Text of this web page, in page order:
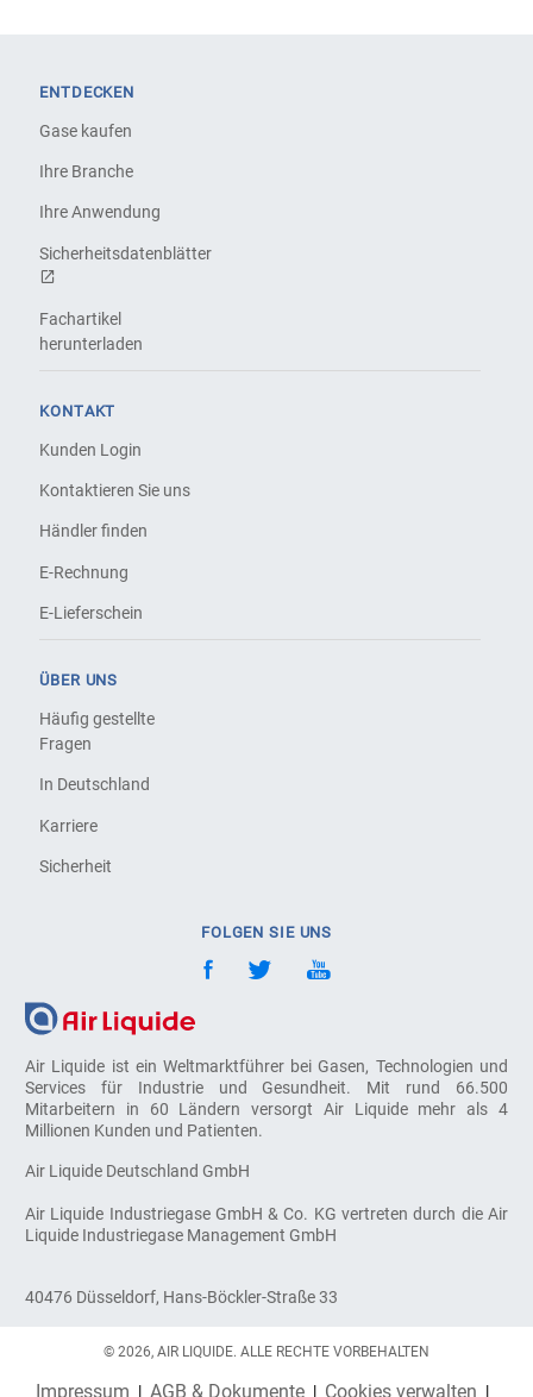
Air Liquide ist ein Weltmarktführer bei Gasen, Technologien und
Services für Industrie und Gesundheit. Mit rund 66.500
Mitarbeitern in 60 Ländern versorgt Air Liquide mehr als 4
Millionen Kunden und Patienten.
Air Liquide Deutschland GmbH
Air Liquide Industriegase GmbH & Co. KG vertreten durch die Air
Liquide Industriegase Management GmbH
40476 Düsseldorf, Hans-Böckler-Straße 33
ENTDECKEN
Gase kaufen
Ihre Branche
Ihre Anwendung
Sicherheitsdatenblätter
Fachartikel
herunterladen
KONTAKT
Kunden Login
Kontaktieren Sie uns
Händler finden
E-Rechnung
E-Lieferschein
ÜBER UNS
Häufig gestellte
Fragen
In Deutschland
Karriere
Sicherheit
FOLGEN SIE UNS
© 2026, AIR LIQUIDE. ALLE RECHTE VORBEHALTEN
Impressum AGB & Dokumente Cookies verwalten